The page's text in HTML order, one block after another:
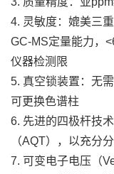
4. 灵敏度：媲美三
GC-MS定量能力，
仪器检测限
5. 真空锁装置：无
可更换色谱柱
6. 先进的四极杆技术
（AQT），以充分
7. 可变电子电压（